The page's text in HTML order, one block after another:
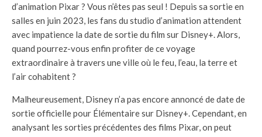
d’animation Pixar ? Vous n’êtes pas seul ! Depuis sa sortie en
salles en juin 2023, les fans du studio d’animation attendent
avec impatience la date de sortie du film sur Disney+. Alors,
quand pourrez-vous enfin profiter de ce voyage
extraordinaire à travers une ville où le feu, l’eau, la terre et
l’air cohabitent ?
Malheureusement, Disney n’a pas encore annoncé de date de
sortie officielle pour Élémentaire sur Disney+. Cependant, en
analysant les sorties précédentes des films Pixar, on peut